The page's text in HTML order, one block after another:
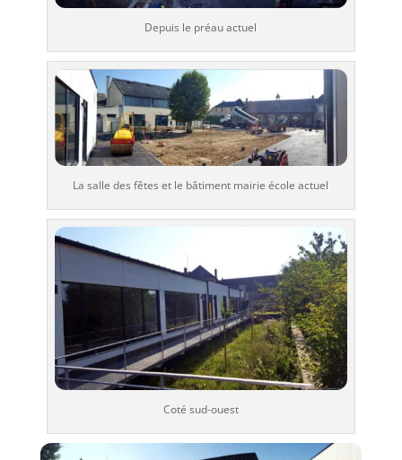
Depuis le préau actuel
La salle des fêtes et le bâtiment mairie école actuel
Coté sud-ouest